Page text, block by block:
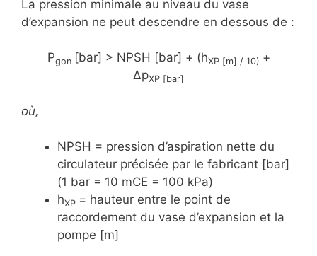
La pression minimale au niveau du vase
d’expansion ne peut descendre en dessous de :
Pgon [bar] > NPSH [bar] + (hXP [m] / 10) +
ΔpXP [bar]
où,
NPSH = pression d’aspiration nette du
circulateur précisée par le fabricant [bar]
(1 bar = 10 mCE = 100 kPa)
hXP = hauteur entre le point de
raccordement du vase d’expansion et la
pompe [m]